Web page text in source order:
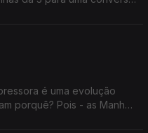
é uma evolução
porquê? Pois - as Manhãs